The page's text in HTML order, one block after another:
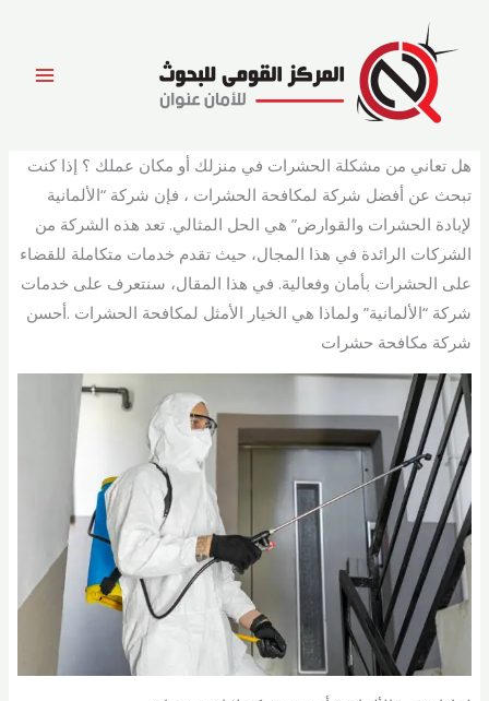
المحتوى
هل تعاني من مشكلة الحشرات في منزلك أو مكان عملك ؟ إذا كنت
تبحث عن أفضل شركة لمكافحة الحشرات ، فإن شركة “الألمانية
لإبادة الحشرات والقوارض” هي الحل المثالي. تعد هذه الشركة من
الشركات الرائدة في هذا المجال، حيث تقدم خدمات متكاملة للقضاء
على الحشرات بأمان وفعالية. في هذا المقال، سنتعرف على خدمات
شركة “الألمانية” ولماذا هي الخيار الأمثل لمكافحة الحشرات .أحسن
شركة مكافحة حشرات